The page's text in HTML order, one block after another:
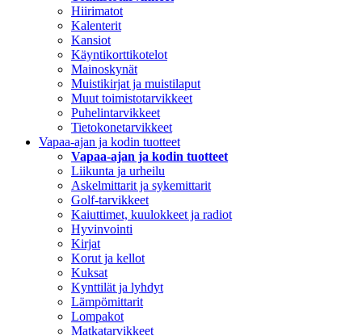
Hiirimatot
Kalenterit
Kansiot
Käyntikorttikotelot
Mainoskynät
Muistikirjat ja muistilaput
Muut toimistotarvikkeet
Puhelintarvikkeet
Tietokonetarvikkeet
Vapaa-ajan ja kodin tuotteet
Vapaa-ajan ja kodin tuotteet
Liikunta ja urheilu
Askelmittarit ja sykemittarit
Golf-tarvikkeet
Kaiuttimet, kuulokkeet ja radiot
Hyvinvointi
Kirjat
Korut ja kellot
Kuksat
Kynttilät ja lyhdyt
Lämpömittarit
Lompakot
Matkatarvikkeet